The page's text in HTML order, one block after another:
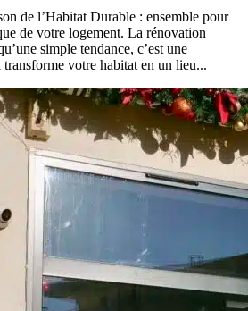
de l’Habitat Durable : ensemble pour
de votre logement. La rénovation
simple tendance, c’est une
transforme votre habitat en un lieu...